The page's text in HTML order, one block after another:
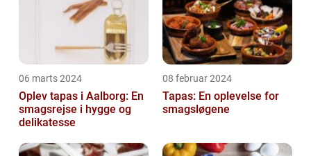
06 marts 2024
Oplev tapas i Aalborg: En
smagsrejse i hygge og
delikatesse
08 februar 2024
Tapas: En oplevelse for
smagsløgene